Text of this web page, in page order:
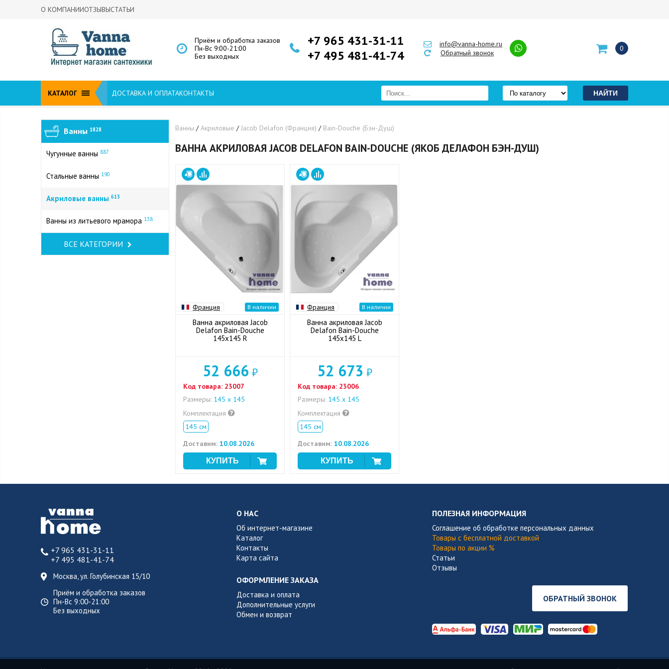
О КОМПАНИИОТЗЫВЫСТАТЬИ
Приём и обработка заказов
Пн-Вс 9:00-21:00
Без выходных
+7 965 431-31-11
+7 495 481-41-74
info@vanna-home.ru
Обратный звонок
0
КАТАЛОГ ДОСТАВКА И ОПЛАТАКОНТАКТЫ
Ванны 1828
Чугунные ванны 887
Стальные ванны 190
Акриловые ванны 613
Ванны из литьевого мрамора 138
ВСЕ КАТЕГОРИИ
Ванны /Акриловые /Jacob Delafon (Франция) / Bain-Douche (Бэн-Душ)
ВАННА АКРИЛОВАЯ JACOB DELAFON BAIN-DOUCHE (ЯКОБ ДЕЛАФОН БЭН-ДУШ)
Франция В наличии
Ванна акриловая Jacob
Delafon Bain-Douche
145x145 R
52 666 ₽
Код товара: 23007
Размеры: 145 х 145
Комплектация
145 см
Доставим: 10.08.2026
Франция В наличии
Ванна акриловая Jacob
Delafon Bain-Douche
145x145 L
52 673 ₽
Код товара: 23006
Размеры: 145 х 145
Комплектация
145 см
Доставим: 10.08.2026
+7 965 431-31-11
+7 495 481-41-74
Москва, ул. Голубинская 15/10
Приём и обработка заказов
Пн-Вс 9:00-21:00
Без выходных
О НАС
Об интернет-магазине
Каталог
Контакты
Карта сайта
ОФОРМЛЕНИЕ ЗАКАЗА
Доставка и оплата
Дополнительные услуги
Обмен и возврат
ПОЛЕЗНАЯ ИНФОРМАЦИЯ
Соглашение об обработке персональных данных
Товары с бесплатной доставкой
Товары по акции %
Статьи
Отзывы
ОБРАТНЫЙ ЗВОНОК